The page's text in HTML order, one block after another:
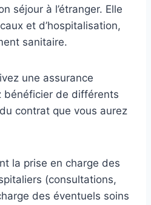
séjour à l’étranger. Elle
et d’hospitalisation,
sanitaire.
une assurance
bénéficier de différents
contrat que vous aurez
la prise en charge des
(consultations,
des éventuels soins